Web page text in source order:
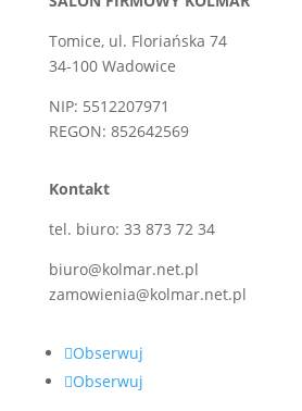
Tomice, ul. Floriańska 74
34-100 Wadowice
NIP: 5512207971
REGON: 852642569
Kontakt
tel. biuro: 33 873 72 34
biuro@kolmar.net.pl
zamowienia@kolmar.net.pl
Obserwuj
Obserwuj